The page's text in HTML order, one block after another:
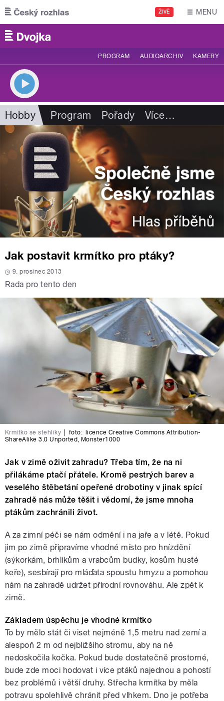
Přejít k hlavnímu obsahu
ŽIVĚ MENU
PROGRAM AUDIOARCHIV KAMERY
Hobby Program Pořady Více…
Jak postavit krmítko pro ptáky?
9. prosinec 2013
Rada pro tento den
Krmítko se stehlíky foto:
licence Creative Commons Attribution-
ShareAlike 3.0 Unported, Monster1000
Jak v zimě oživit zahradu? Třeba tím, že na ni
přilákáme ptačí přátele. Kromě pestrých barev a
veselého štěbetání opeřené drobotiny v jinak spící
zahradě nás může těšit i vědomí, že jsme mnoha
ptákům zachránili život.
A za zimní péči se nám odmění i na jaře a v létě. Pokud
jim po zimě připravíme vhodné místo pro hnízdění
(sýkorkám, brhlíkům a vrabcům budky, kosům husté
keře), sesbírají pro mláďata spoustu hmyzu a pomohou
nám na zahradě udržet přírodní rovnováhu. Ale zpět k
zimě.
Základem úspěchu je vhodné krmítko
To by mělo stát či viset nejméně 1,5 metru nad zemí a
alespoň 2 m od nejbližšího stromu, aby na ně
nedoskočila kočka. Pokud bude dostatečně prostorné,
bude zde moci hodovat i více ptáků najednou a pohostí
bez problémů i větší druhy. Střecha krmítka by měla
potravu spolehlivě chránit před vlhkem. Dno je potřeba